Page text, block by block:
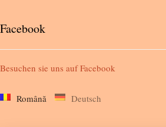
Facebook
Besuchen sie uns aufFacebook
Română Deutsch